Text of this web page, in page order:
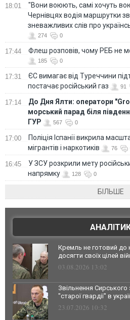
18:01
"Вони воюють, самі хочуть
Чернівцях водія маршрутки
зневажливих слів про
274 0
17:44 Флеш розповів, чому РЕБ не
185 0
17:31
ЄС вимагає від Туреччини
постачає російський газ
91
17:14
До Дня Ялти: оператори
морський парад біля
ГУР
567 0
17:00
Поліція Іспанії викрила
мігрантів і наркотиків
76
16:45
У ЗСУ розкрили мету
напрямку
128 0
БІЛЬШЕ
Кремль не готовий до
досягти своїх цілей
03.08.2026 13:02
Звільнення Сирського
"старої гвардії" в
23.07.2026 10:32